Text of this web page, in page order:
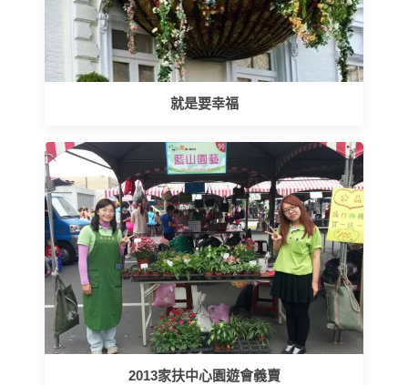
就是要幸福
2013家扶中心園遊會義賣